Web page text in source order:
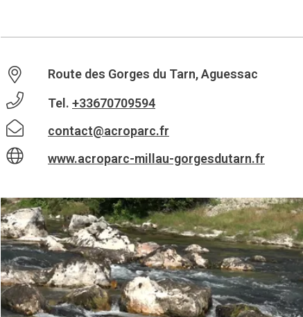
Route des Gorges du Tarn, Aguessac
Tel. +33670709594
contact@acroparc.fr
www.acroparc-millau-gorgesdutarn.fr